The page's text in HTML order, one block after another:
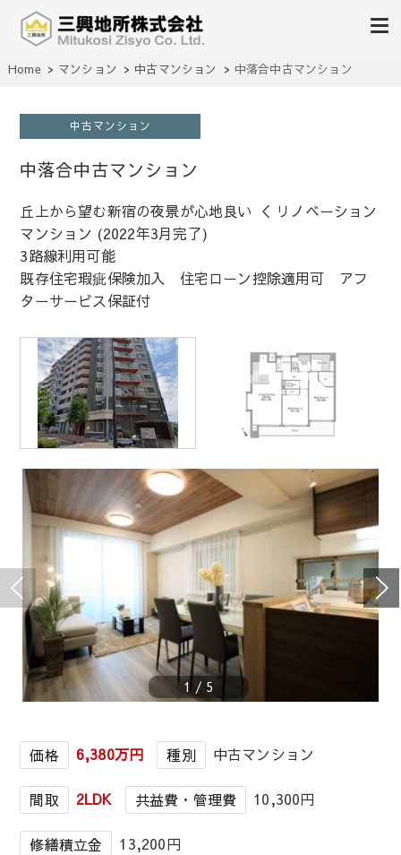
三興地所株式会社
Home マンション 中古マンション 中落合中古マンション
中古マンション
中落合中古マンション
丘上から望む新宿の夜景が心地良い ＜ リノベーション
マンション (2022年3月完了)
3路線利用可能
既存住宅瑕疵保険加入 住宅ローン控除適用可 アフ
ターサービス保証付
1 / 5
価格 6,380万円 種別 中古マンション
間取 2LDK 共益費・管理費 10,300円
修繕積立金 13,200円